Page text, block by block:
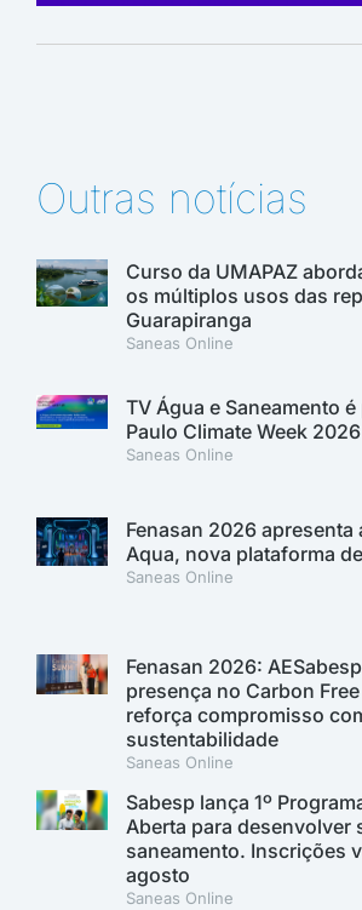
Outras notícias
Curso da UMAPAZ
os múltiplos usos das
Guarapiranga
Saneas Online
TV Água e Saneamento
Paulo Climate Week 2026
Saneas Online
Fenasan 2026 apresenta
Aqua, nova plataforma
Saneas Online
Fenasan 2026:
presença no Carbon
reforça compromisso
sustentabilidade
Saneas Online
Sabesp lança 1º
Aberta para desenvolver
saneamento. Inscrições
agosto
Saneas Online